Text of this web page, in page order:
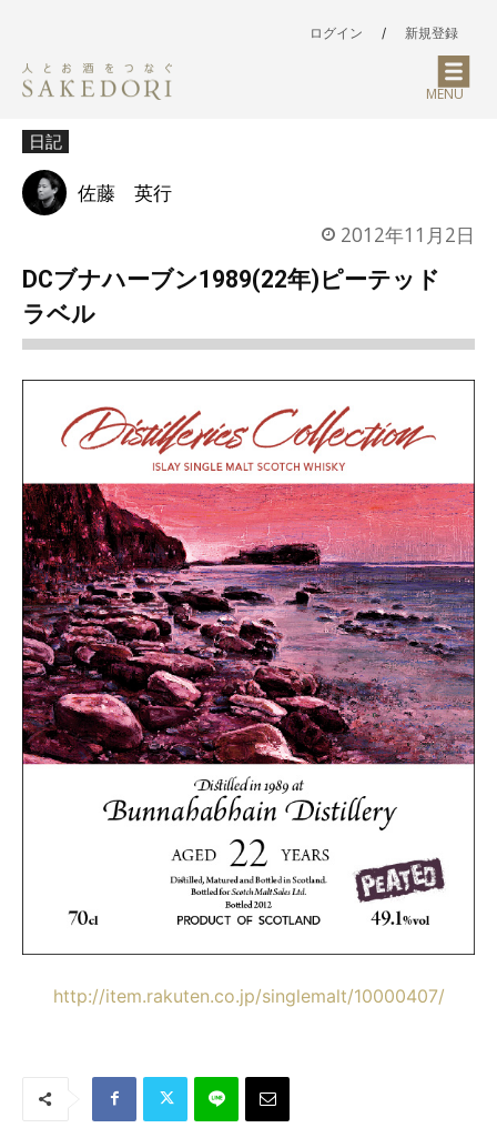
ログイン / 新規登録
MENU
日記
佐藤 英行
2012年11月2日
DCブナハーブン1989(22年)ピーテッド
ラベル
http://item.rakuten.co.jp/singlemalt/10000407/